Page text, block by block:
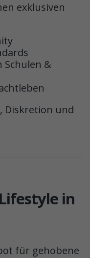
exklusiven
&
Diskretion und
in
für gehobene